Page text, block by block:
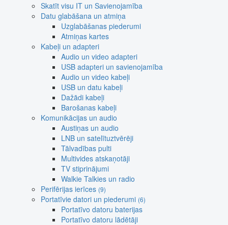
Skatīt visu IT un Savienojamība
Datu glabāšana un atmiņa
Uzglabāšanas piederumi
Atmiņas kartes
Kabeļi un adapteri
Audio un video adapteri
USB adapteri un savienojamība
Audio un video kabeļi
USB un datu kabeļi
Dažādi kabeļi
Barošanas kabeļi
Komunikācijas un audio
Austiņas un audio
LNB un satelītuztvērēji
Tālvadības pulti
Multivides atskaņotāji
TV stiprinājumi
Walkie Talkies un radio
Perifērijas ierīces (9)
Portatīvie datori un piederumi (6)
Portatīvo datoru baterijas
Portatīvo datoru lādētāji